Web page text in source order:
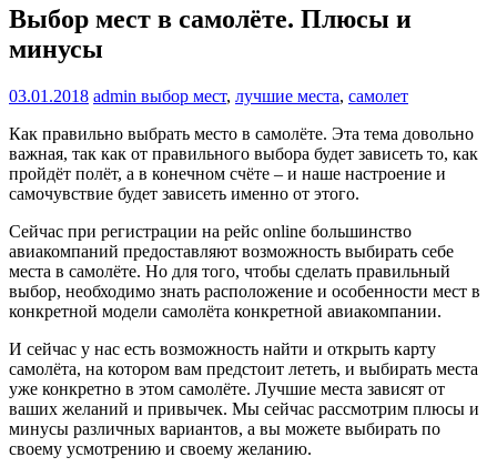
Выбор мест в самолёте. Плюсы и
минусы
03.01.2018 admin выбор мест, лучшие места, самолет
Как правильно выбрать место в самолёте. Эта тема довольно
важная, так как от правильного выбора будет зависеть то, как
пройдёт полёт, а в конечном счёте – и наше настроение и
самочувствие будет зависеть именно от этого.
Сейчас при регистрации на рейс online большинство
авиакомпаний предоставляют возможность выбирать себе
места в самолёте. Но для того, чтобы сделать правильный
выбор, необходимо знать расположение и особенности мест в
конкретной модели самолёта конкретной авиакомпании.
И сейчас у нас есть возможность найти и открыть карту
самолёта, на котором вам предстоит лететь, и выбирать места
уже конкретно в этом самолёте. Лучшие места зависят от
ваших желаний и привычек. Мы сейчас рассмотрим плюсы и
минусы различных вариантов, а вы можете выбирать по
своему усмотрению и своему желанию.